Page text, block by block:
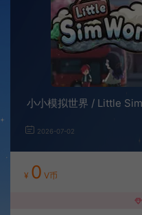
小小模拟世界 / Little
2026-07-02
¥ 0 V币